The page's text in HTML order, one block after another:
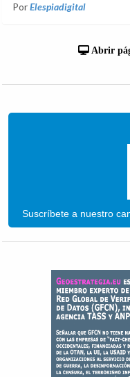
PorElespiadigital
Abrir
Suscríbete a nuestro